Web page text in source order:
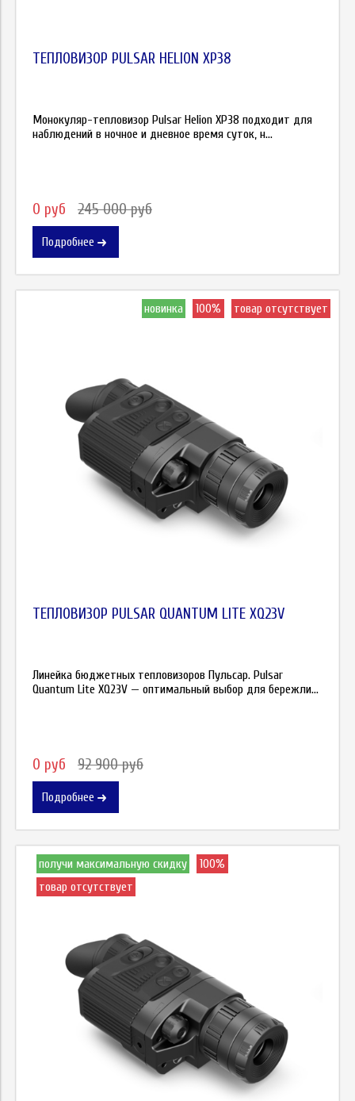
ТЕПЛОВИЗОР PULSAR HELION XP38
Монокуляр-тепловизор Pulsar Helion XP38 подходит для
наблюдений в ночное и дневное время суток, н...
0 руб 245 000 руб
Подробнее
новинка 100% товар отсутствует
ТЕПЛОВИЗОР PULSAR QUANTUM LITE XQ23V
Линейка бюджетных тепловизоров Пульсар. Рulѕаr
Quаntum Lіtе ХQ23V — oптимaльный выбop для бepeжли...
0 руб 92 900 руб
Подробнее
получи максимальную скидку
100%
товар отсутствует